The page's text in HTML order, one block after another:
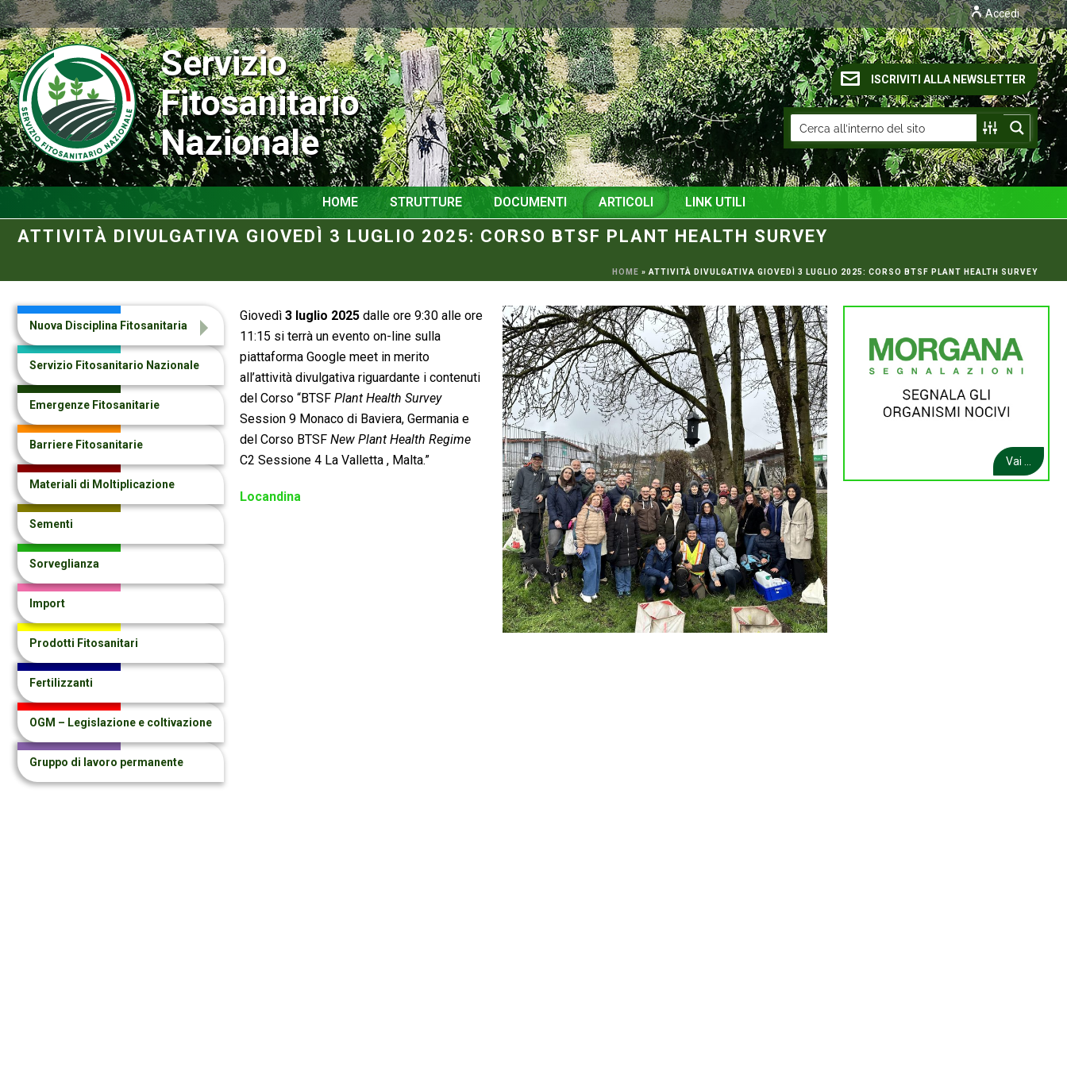
Accedi
Servizio
Fitosanitario
Nazionale
ISCRIVITI ALLA NEWSLETTER
HOME STRUTTURE DOCUMENTI ARTICOLI LINK UTILI
ATTIVITÀ DIVULGATIVA GIOVEDÌ 3 LUGLIO 2025: CORSO BTSF PLANT HEALTH SURVEY
HOME » ATTIVITÀ DIVULGATIVA GIOVEDÌ 3 LUGLIO 2025: CORSO BTSF PLANT HEALTH SURVEY
Giovedì 3 luglio 2025 dalle ore 9:30 alle ore
11:15 si terrà un evento on-line sulla
piattaforma Google meet in merito
all’attività divulgativa riguardante i contenuti
del Corso “BTSF Plant Health Survey
Session 9 Monaco di Baviera, Germania e
del Corso BTSF New Plant Health Regime
C2 Sessione 4 La Valletta , Malta.”
Locandina
Nuova Disciplina Fitosanitaria
Servizio Fitosanitario Nazionale
Emergenze Fitosanitarie
Barriere Fitosanitarie
Materiali di Moltiplicazione
Sementi
Sorveglianza
Import
Prodotti Fitosanitari
Fertilizzanti
OGM – Legislazione e coltivazione
Gruppo di lavoro permanente
Vai ...